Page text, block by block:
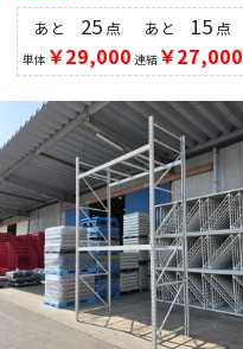
あと 25点
単体 ￥29,000
あと 15 点
連結￥27,000